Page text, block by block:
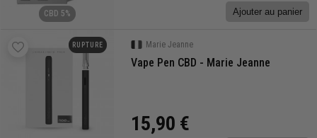
CBD 5% Ajouter au panier
RUPTURE Marie Jeanne
Vape Pen CBD - Marie Jeanne
15,90 €